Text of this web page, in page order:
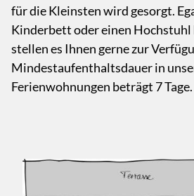
für die Kleinsten wird gesorgt.
Kinderbett oder einen
stellen es Ihnen gerne zur
Mindestaufenthaltsdauer in
Ferienwohnungen beträgt 7 Tage.